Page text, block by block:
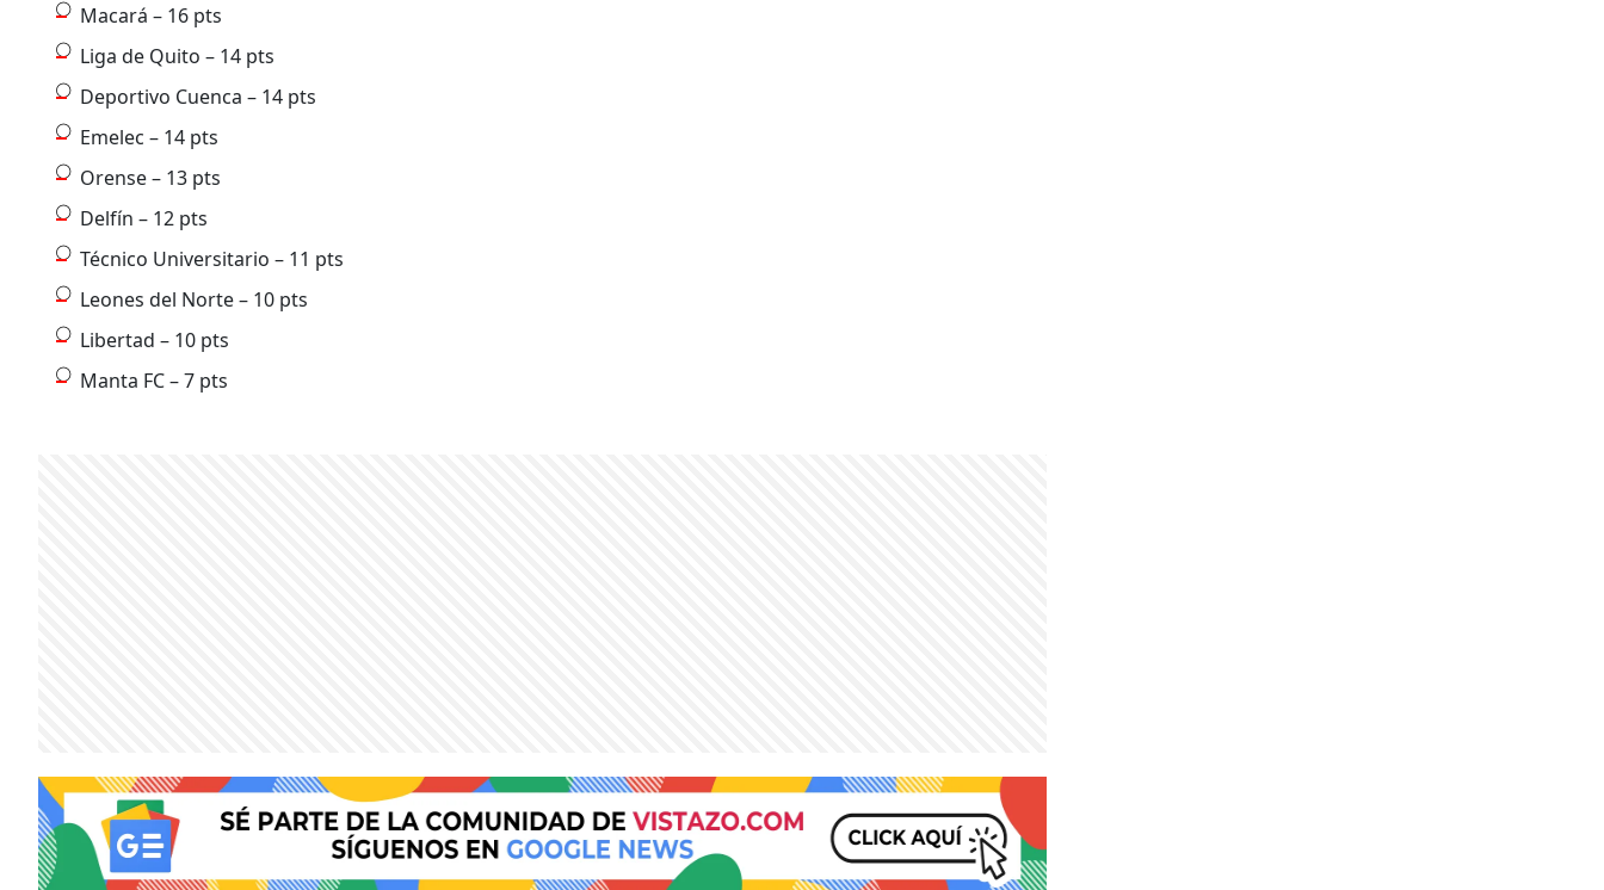
Macará – 16 pts
Liga de Quito – 14 pts
Deportivo Cuenca – 14 pts
Emelec – 14 pts
Orense – 13 pts
Delfín – 12 pts
Técnico Universitario – 11 pts
Leones del Norte – 10 pts
Libertad – 10 pts
Manta FC – 7 pts